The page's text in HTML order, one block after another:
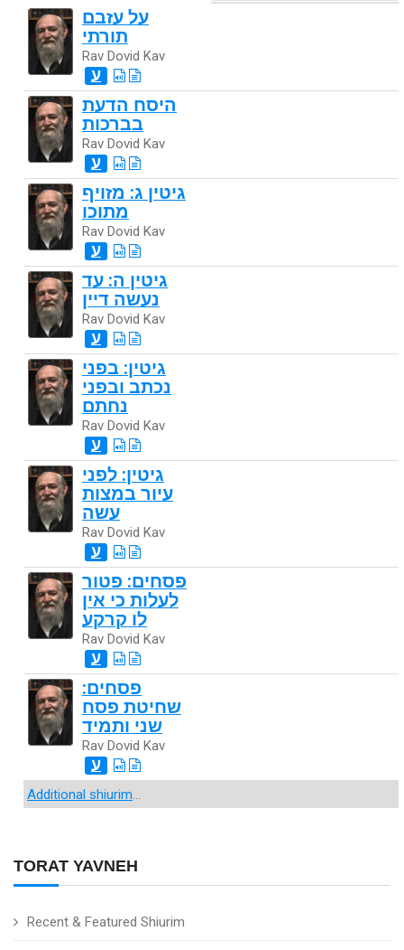
TORAT YAVNEH
Recent & Featured Shiurim
על עזבם
תורתי
Rav Dovid Kav
ע
היסח הדעת
בברכות
Rav Dovid Kav
ע
גיטין ג: מזויף
מתוכו
Rav Dovid Kav
ע
גיטין ה: עד
נעשה דיין
Rav Dovid Kav
ע
גיטין: בפני
נכתב ובפני
נחתם
Rav Dovid Kav
ע
גיטין: לפני
עיור במצות
עשה
Rav Dovid Kav
ע
פסחים: פטור
לעלות כי אין
לו קרקע
Rav Dovid Kav
ע
פסחים:
שחיטת פסח
שני ותמיד
Rav Dovid Kav
ע
Additional shiurim...